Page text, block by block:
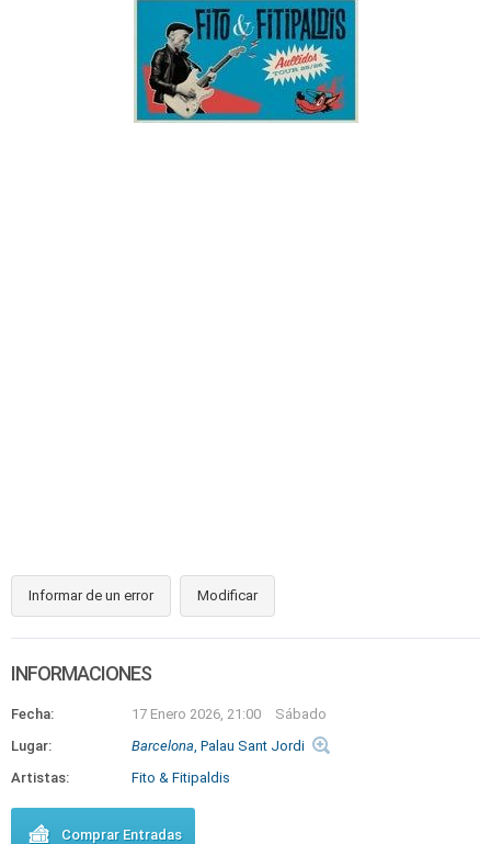
Informar de un error Modificar
INFORMACIONES
Fecha: 17 Enero 2026, 21:00
Sábado
Lugar:
Barcelona, Palau Sant Jordi
Artistas:
Fito & Fitipaldis
Comprar Entradas